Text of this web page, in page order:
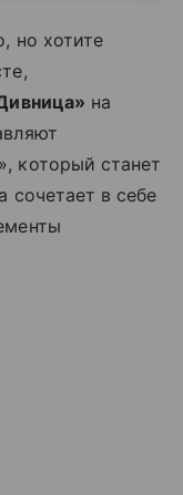
но хотите
на
который станет
сочетает в себе